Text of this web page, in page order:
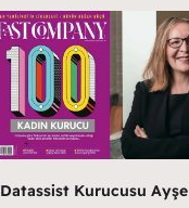
Datassist Kurucusu Ayşe